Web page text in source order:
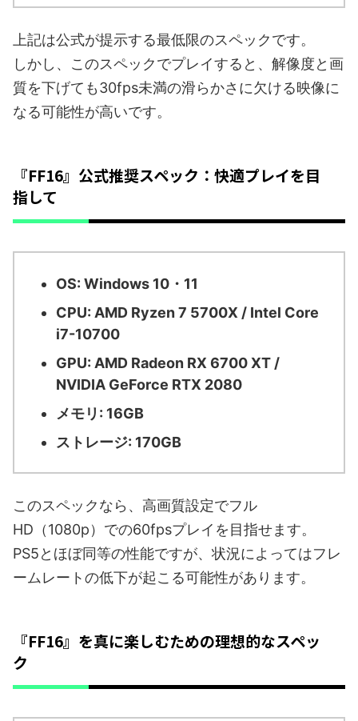
上記は公式が提示する最低限のスペックです。
しかし、このスペックでプレイすると、解像度と画
質を下げても30fps未満の滑らかさに欠ける映像に
なる可能性が高いです。
『FF16』公式推奨スペック：快適プレイを目
指して
OS: Windows 10・11
CPU: AMD Ryzen 7 5700X / Intel Core
i7-10700
GPU: AMD Radeon RX 6700 XT /
NVIDIA GeForce RTX 2080
メモリ: 16GB
ストレージ: 170GB
このスペックなら、高画質設定でフル
HD（1080p）での60fpsプレイを目指せます。
PS5とほぼ同等の性能ですが、状況によってはフレ
ームレートの低下が起こる可能性があります。
『FF16』を真に楽しむための理想的なスペッ
ク